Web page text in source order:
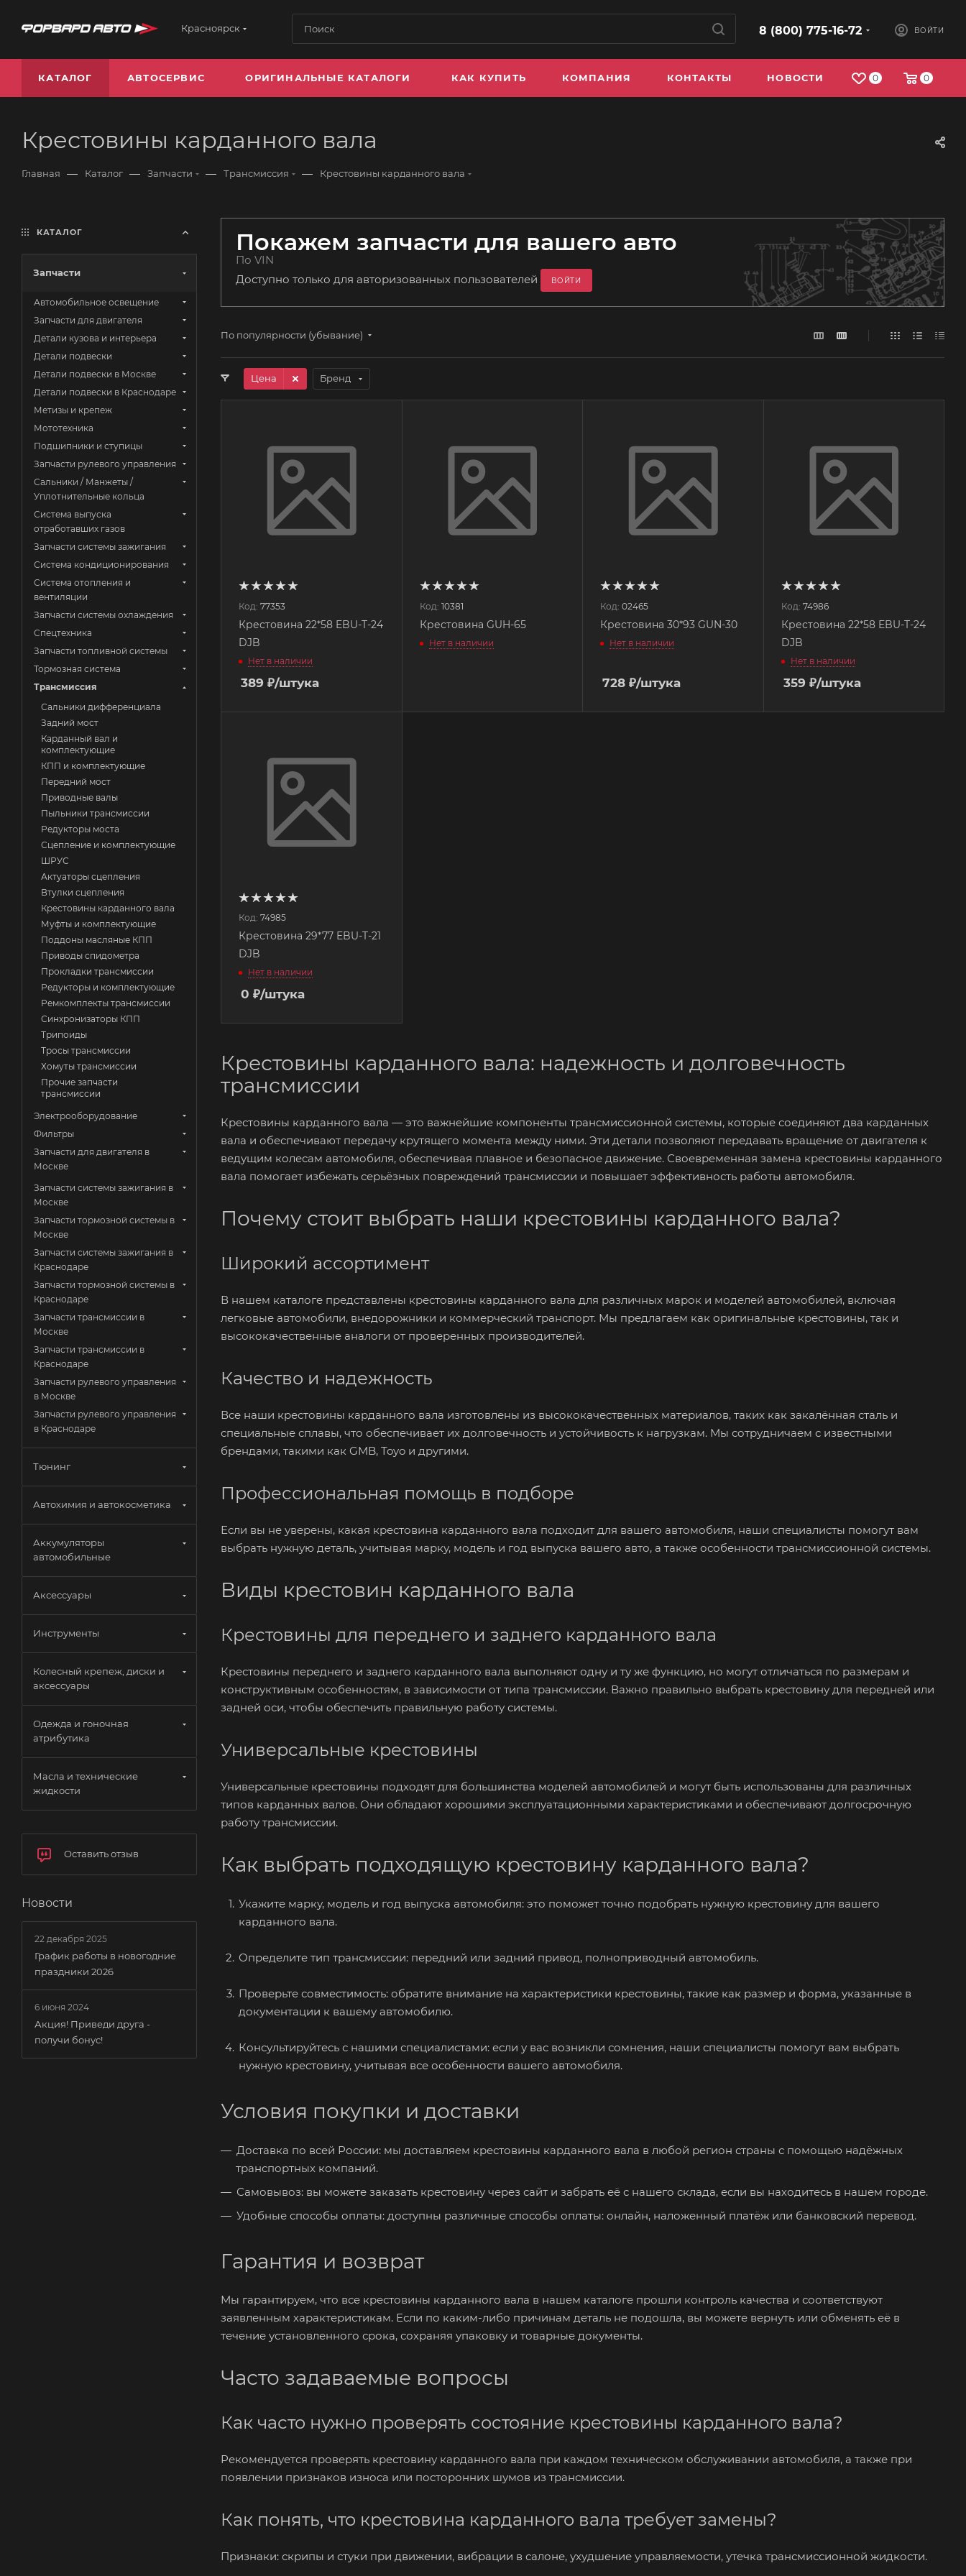
Красноярск 8 (800) 775-16-72 ВОЙТИ
0 0
КАТАЛОГ АВТОСЕРВИС ОРИГИНАЛЬНЫЕ КАТАЛОГИ КАК КУПИТЬ КОМПАНИЯ КОНТАКТЫ НОВОСТИ
Крестовины карданного вала
Главная — Каталог — Запчасти — Трансмиссия — Крестовины карданного вала
Покажем запчасти для вашего авто
По VIN
Доступно только для авторизованных пользователей
ВОЙТИ
По популярности (убывание)
Цена Бренд
Код: 77353
Крестовина 22*58 EBU-T-24
DJB
Нет в наличии
389 ₽/штука
Код: 10381
Крестовина GUH-65
Нет в наличии
Код: 02465
Крестовина 30*93 GUN-30
Нет в наличии
728 ₽/штука
Код: 74986
Крестовина 22*58 EBU-T-24
DJB
Нет в наличии
359 ₽/штука
Код: 74985
Крестовина 29*77 EBU-T-21
DJB
Нет в наличии
0 ₽/штука
Крестовины карданного вала: надежность и долговечность
трансмиссии
Крестовины карданного вала — это важнейшие компоненты трансмиссионной системы, которые соединяют два карданных
вала и обеспечивают передачу крутящего момента между ними. Эти детали позволяют передавать вращение от двигателя к
ведущим колесам автомобиля, обеспечивая плавное и безопасное движение. Своевременная замена крестовины карданного
вала помогает избежать серьёзных повреждений трансмиссии и повышает эффективность работы автомобиля.
Почему стоит выбрать наши крестовины карданного вала?
Широкий ассортимент
В нашем каталоге представлены крестовины карданного вала для различных марок и моделей автомобилей, включая
легковые автомобили, внедорожники и коммерческий транспорт. Мы предлагаем как оригинальные крестовины, так и
высококачественные аналоги от проверенных производителей.
Качество и надежность
Все наши крестовины карданного вала изготовлены из высококачественных материалов, таких как закалённая сталь и
специальные сплавы, что обеспечивает их долговечность и устойчивость к нагрузкам. Мы сотрудничаем с известными
брендами, такими как GMB, Toyo и другими.
Профессиональная помощь в подборе
Если вы не уверены, какая крестовина карданного вала подходит для вашего автомобиля, наши специалисты помогут вам
выбрать нужную деталь, учитывая марку, модель и год выпуска вашего авто, а также особенности трансмиссионной системы.
Виды крестовин карданного вала
Крестовины для переднего и заднего карданного вала
Крестовины переднего и заднего карданного вала выполняют одну и ту же функцию, но могут отличаться по размерам и
конструктивным особенностям, в зависимости от типа трансмиссии. Важно правильно выбрать крестовину для передней или
задней оси, чтобы обеспечить правильную работу системы.
Универсальные крестовины
Универсальные крестовины подходят для большинства моделей автомобилей и могут быть использованы для различных
типов карданных валов. Они обладают хорошими эксплуатационными характеристиками и обеспечивают долгосрочную
работу трансмиссии.
Как выбрать подходящую крестовину карданного вала?
Укажите марку, модель и год выпуска автомобиля: это поможет точно подобрать нужную крестовину для вашего
карданного вала.
Определите тип трансмиссии: передний или задний привод, полноприводный автомобиль.
Проверьте совместимость: обратите внимание на характеристики крестовины, такие как размер и форма, указанные в
документации к вашему автомобилю.
Консультируйтесь с нашими специалистами: если у вас возникли сомнения, наши специалисты помогут вам выбрать
нужную крестовину, учитывая все особенности вашего автомобиля.
Условия покупки и доставки
Доставка по всей России: мы доставляем крестовины карданного вала в любой регион страны с помощью надёжных
транспортных компаний.
Самовывоз: вы можете заказать крестовину через сайт и забрать её с нашего склада, если вы находитесь в нашем городе.
Удобные способы оплаты: доступны различные способы оплаты: онлайн, наложенный платёж или банковский перевод.
Гарантия и возврат
Мы гарантируем, что все крестовины карданного вала в нашем каталоге прошли контроль качества и соответствуют
заявленным характеристикам. Если по каким-либо причинам деталь не подошла, вы можете вернуть или обменять её в
течение установленного срока, сохраняя упаковку и товарные документы.
Часто задаваемые вопросы
Как часто нужно проверять состояние крестовины карданного вала?
Рекомендуется проверять крестовину карданного вала при каждом техническом обслуживании автомобиля, а также при
появлении признаков износа или посторонних шумов из трансмиссии.
Как понять, что крестовина карданного вала требует замены?
Признаки: скрипы и стуки при движении, вибрации в салоне, ухудшение управляемости, утечка трансмиссионной жидкости.
КАТАЛОГ
Запчасти
Автомобильное освещение
Запчасти для двигателя
Детали кузова и интерьера
Детали подвески
Детали подвески в Москве
Детали подвески в Краснодаре
Метизы и крепеж
Мототехника
Подшипники и ступицы
Запчасти рулевого управления
Сальники / Манжеты /
Уплотнительные кольца
Система выпуска
отработавших газов
Запчасти системы зажигания
Система кондиционирования
Система отопления и
вентиляции
Запчасти системы охлаждения
Спецтехника
Запчасти топливной системы
Тормозная система
Трансмиссия
Сальники дифференциала
Задний мост
Карданный вал и
комплектующие
КПП и комплектующие
Передний мост
Приводные валы
Пыльники трансмиссии
Редукторы моста
Сцепление и комплектующие
ШРУС
Актуаторы сцепления
Втулки сцепления
Крестовины карданного вала
Муфты и комплектующие
Поддоны масляные КПП
Приводы спидометра
Прокладки трансмиссии
Редукторы и комплектующие
Ремкомплекты трансмиссии
Синхронизаторы КПП
Трипоиды
Тросы трансмиссии
Хомуты трансмиссии
Прочие запчасти
трансмиссии
Электрооборудование
Фильтры
Запчасти для двигателя в
Москве
Запчасти системы зажигания в
Москве
Запчасти тормозной системы в
Москве
Запчасти системы зажигания в
Краснодаре
Запчасти тормозной системы в
Краснодаре
Запчасти трансмиссии в
Москве
Запчасти трансмиссии в
Краснодаре
Запчасти рулевого управления
в Москве
Запчасти рулевого управления
в Краснодаре
Тюнинг
Автохимия и автокосметика
Аккумуляторы
автомобильные
Аксессуары
Инструменты
Колесный крепеж, диски и
аксессуары
Одежда и гоночная
атрибутика
Масла и технические
жидкости
Оставить отзыв
Новости
22 декабря 2025
График работы в новогодние
праздники 2026
6 июня 2024
Акция! Приведи друга -
получи бонус!